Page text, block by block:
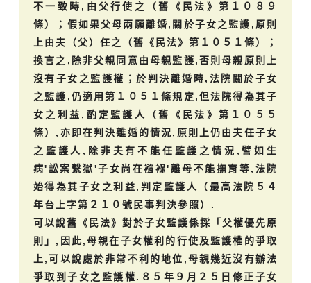
不一致時,由父行使之（舊《民法》第１０８９
條）；假如果父母兩願離婚,關於子女之監護,原則
上由夫（父）任之（舊《民法》第１０５１條）；
換言之,除非父親同意由母親監護,否則母親原則上
沒有子女之監護權；於判決離婚時,法院關於子女
之監護,仍適用第１０５１條規定,但法院得為其子
女之利益,酌定監護人（舊《民法》第１０５５
條）,亦即在判決離婚的情況,原則上仍由夫任子女
之監護人,除非夫有不能任監護之情況,譬如生
病'訟案繫獄'子女尚在襁褓'離母不能撫育等,法院
始得為其子女之利益,判定監護人（最高法院５４
年台上字第２１０號民事判決參照）.
可以說舊《民法》對於子女監護係採「父權優先原
則」,因此,母親在子女權利的行使及監護權的爭取
上,可以說處於非常不利的地位,母親幾近沒有辦法
爭取到子女之監護權.８５年９月２５日修正子女